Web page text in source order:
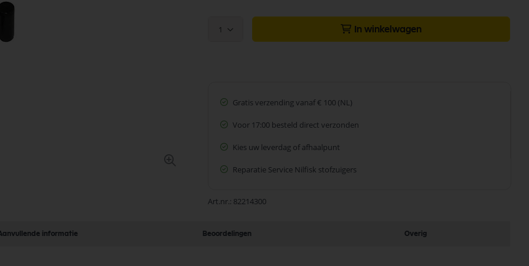
1 In winkelwagen
Gratis verzending vanaf € 100 (NL)
Voor 17:00 besteld direct verzonden
Kies uw leverdag of afhaalpunt
Reparatie Service Nilfisk stofzuigers
Art.nr. 82214300
informatie Beoordelingen Overig